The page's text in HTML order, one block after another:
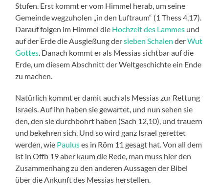
Stufen. Erst kommt er vom Himmel herab, um seine
Gemeinde wegzuholen „in den Luftraum“ (1 Thess 4,17).
Darauf folgen im Himmel die Hochzeit des Lammes und
auf der Erde die Ausgießung dersieben Schalen derWut
Gottes . Danach kommt er als Messias sichtbar auf die
Erde, um diesem Abschnitt der Weltgeschichte ein Ende
zu machen.
Natürlich kommt er damit auch als Messias zur Rettung
Israels. Auf ihn haben sie gewartet, und nun sehen sie
den, den sie durchbohrt haben (Sach 12,10), und trauern
und bekehren sich. Und so wird ganz Israel gerettet
werden, wie Pauluses in Röm 11 gesagt hat. Von all dem
ist in Offb 19 aber kaum die Rede, man muss hier den
Zusammenhang zu den anderen Aussagen der Bibel
über die Ankunft des Messias herstellen.